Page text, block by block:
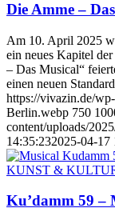
Die Amme –
Am 10. April 2025
ein neues Kapitel
– Das Musical“
einen neuen
https://vivazin.de/
Berlin.webp 750
content/uploads/
14:35:232025-04-17
KUNST &
Ku’damm 59 –